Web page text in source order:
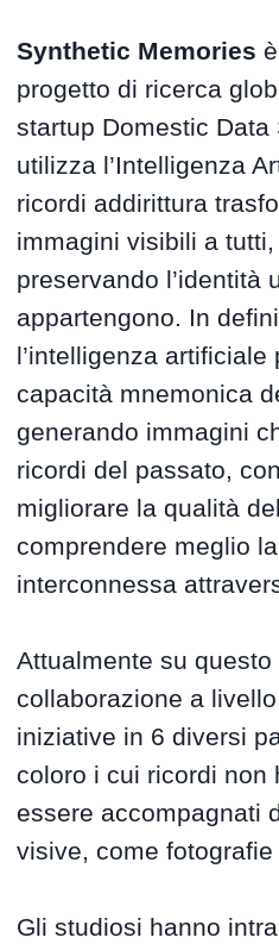
Synthetic Memories
progetto di ricerca
startup Domestic Data
utilizza l’Intelligenza
ricordi addirittura
immagini visibili a
preservando l’identità
appartengono. In
l’intelligenza
capacità mnemonica
generando immagini
ricordi del passato,
migliorare la qualità
comprendere meglio
interconnessa
Attualmente su
collaborazione a
iniziative in 6 diversi
coloro i cui ricordi non
essere accompagnati
visive, come fotografie
Gli studiosi hanno